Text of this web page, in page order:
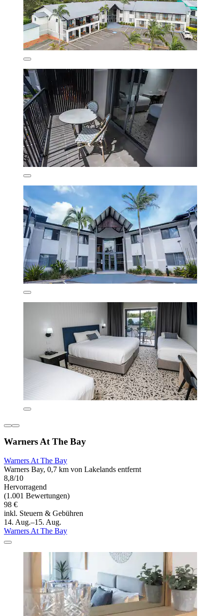
Warners At The Bay
Warners At The Bay
Warners Bay, 0,7 km von Lakelands entfernt
8,8/10
Hervorragend
(1.001 Bewertungen)
98 €
inkl. Steuern & Gebühren
14. Aug.–15. Aug.
Warners At The Bay